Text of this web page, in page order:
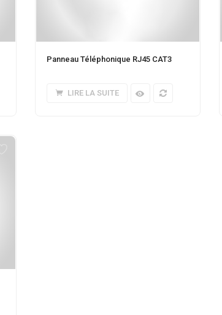
Panneau Téléphonique RJ45 CAT3
LIRE LA SUITE